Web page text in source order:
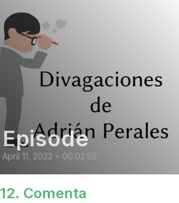
Episode
April 11, 2022 • 00:02:59
12. Comenta